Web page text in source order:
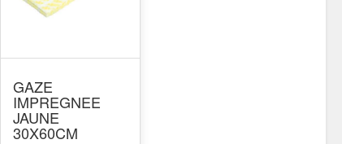
GAZE
IMPREGNEE
JAUNE
30X60CM